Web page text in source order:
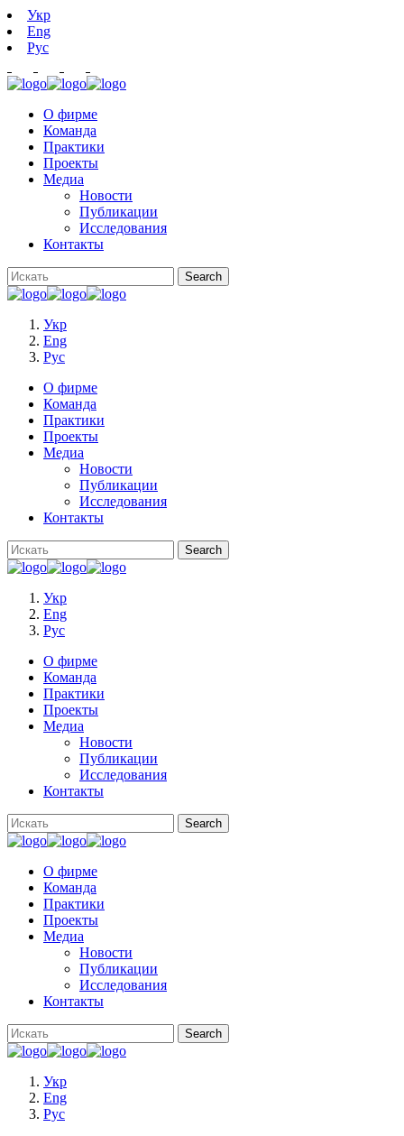
Укр
Eng
Рус
О фирме
Команда
Практики
Проекты
Медиа
Новости
Публикации
Исследования
Контакты
Укр
Eng
Рус
О фирме
Команда
Практики
Проекты
Медиа
Новости
Публикации
Исследования
Контакты
Укр
Eng
Рус
О фирме
Команда
Практики
Проекты
Медиа
Новости
Публикации
Исследования
Контакты
О фирме
Команда
Практики
Проекты
Медиа
Новости
Публикации
Исследования
Контакты
Укр
Eng
Рус